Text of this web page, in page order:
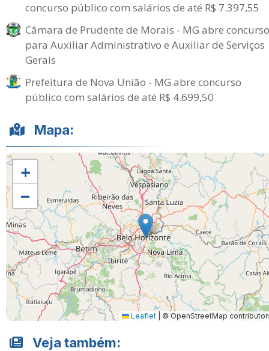
concurso público com salários de até R$ 7.397,55
Câmara de Prudente de Morais - MG abre concurso
para Auxiliar Administrativo e Auxiliar de Serviços
Gerais
Prefeitura de Nova União - MG abre concurso
público com salários de até R$ 4.699,50
Mapa:
+
−
Leaflet © OpenStreetMap
Veja também: